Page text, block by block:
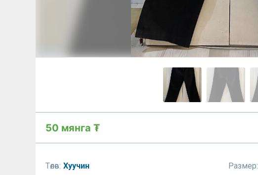
50 мянга ₮
Төлөв: Хуучин Размер: